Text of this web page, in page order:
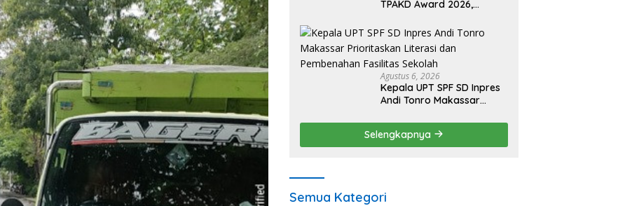
TPAKD Award 2026,
Program Inklusi Keuangan
untuk Dongkrak
Kesejahteraan Warga
Agustus 6, 2026
Kepala UPT SPF SD Inpres
Andi Tonro Makassar
Pembenahan Fasilitas
Sekolah
Selengkapnya
Semua Kategori